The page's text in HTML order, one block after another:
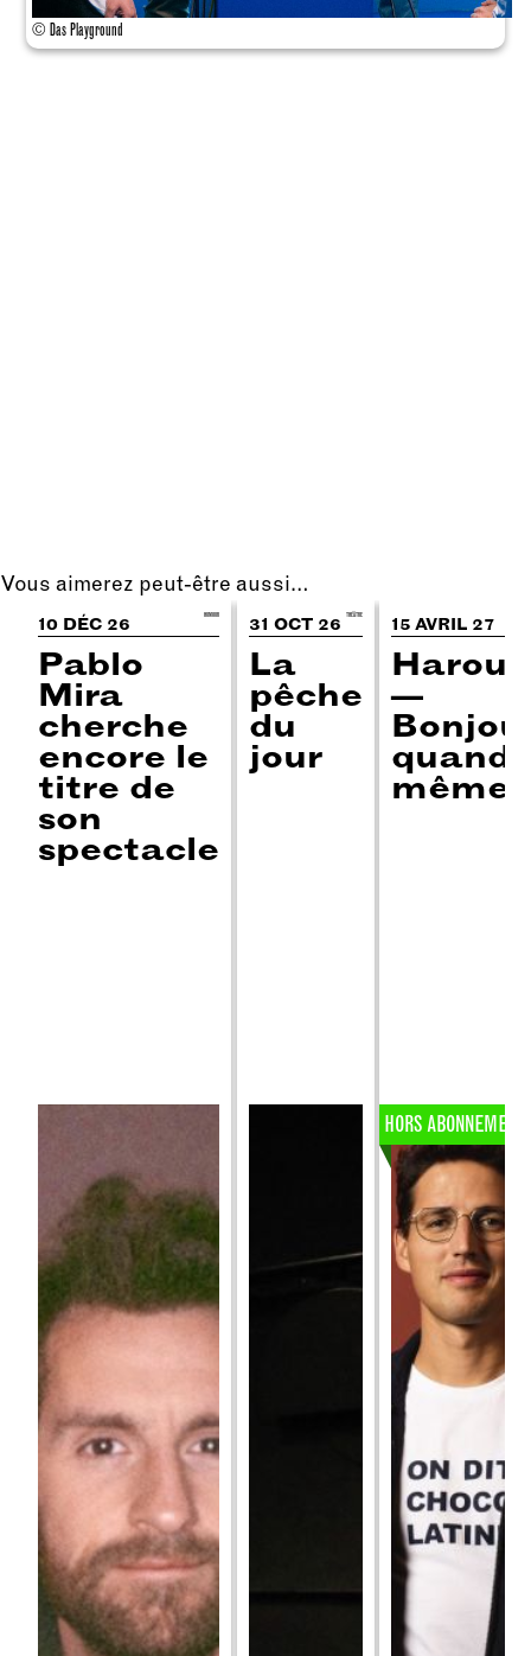
© Das Playground
Vous aimerez peut-être aussi…
10 DÉC 26 HUMOUR
Pablo
Mira
cherche
encore le
titre de
son
spectacle
31 OCT 26 THÉÂTRE
La
pêche
du
jour
15 AVRIL 27
Haroun
—
quand
même
HORS ABONNEMENT